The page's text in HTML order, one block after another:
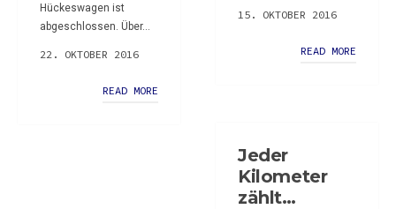
Hückeswagen ist
abgeschlossen. Über...
22. OKTOBER 2016
READ MORE
15. OKTOBER 2016
READ MORE
Jeder
Kilometer
zählt…